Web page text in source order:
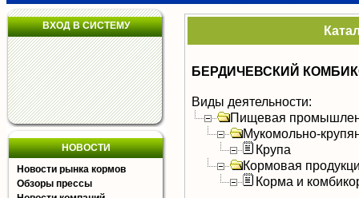
ВХОД В СИСТЕМУ
НОВОСТИ
Новости рынка кормов
Обзоры прессы
БЕРДИЧЕВСКИЙ
Виды деятельности:
Пищевая
Мукомольно-
Крупа
Кормовая
Корма и